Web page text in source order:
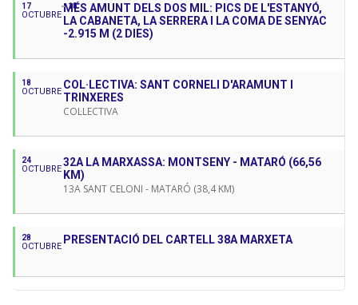
17
OCTUBRE
18
MÉS AMUNT DELS DOS MIL: PICS DE L'ESTANYÓ,
LA CABANETA, LA SERRERA I LA COMA DE SENYAC
-2.915 M (2 DIES)
18
OCTUBRE
COL·LECTIVA: SANT CORNELI D'ARAMUNT I
TRINXERES
COL·LECTIVA
24
OCTUBRE
32A LA MARXASSA: MONTSENY - MATARÓ (66,56
KM)
13A SANT CELONI - MATARÓ (38,4 KM)
28
OCTUBRE
PRESENTACIÓ DEL CARTELL 38A MARXETA